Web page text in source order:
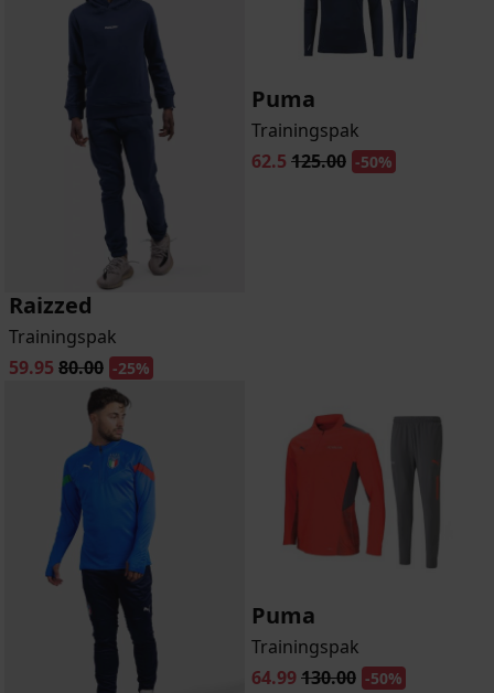
Raizzed
Trainingspak
59.95 80.00 -25%
Puma
Trainingspak
62.5 125.00 -50%
Puma
Trainingspak
64.99130.00 -50%